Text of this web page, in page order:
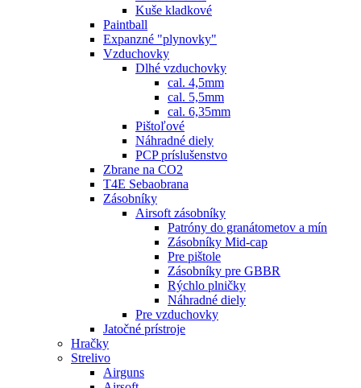
Kuše kladkové
Paintball
Expanzné "plynovky"
Vzduchovky
Dlhé vzduchovky
cal. 4,5mm
cal. 5,5mm
cal. 6,35mm
Pištoľové
Náhradné diely
PCP príslušenstvo
Zbrane na CO2
T4E Sebaobrana
Zásobníky
Airsoft zásobníky
Patróny do granátometov a mín
Zásobníky Mid-cap
Pre pištole
Zásobníky pre GBBR
Rýchlo plničky
Náhradné diely
Pre vzduchovky
Jatočné prístroje
Hračky
Strelivo
Airguns